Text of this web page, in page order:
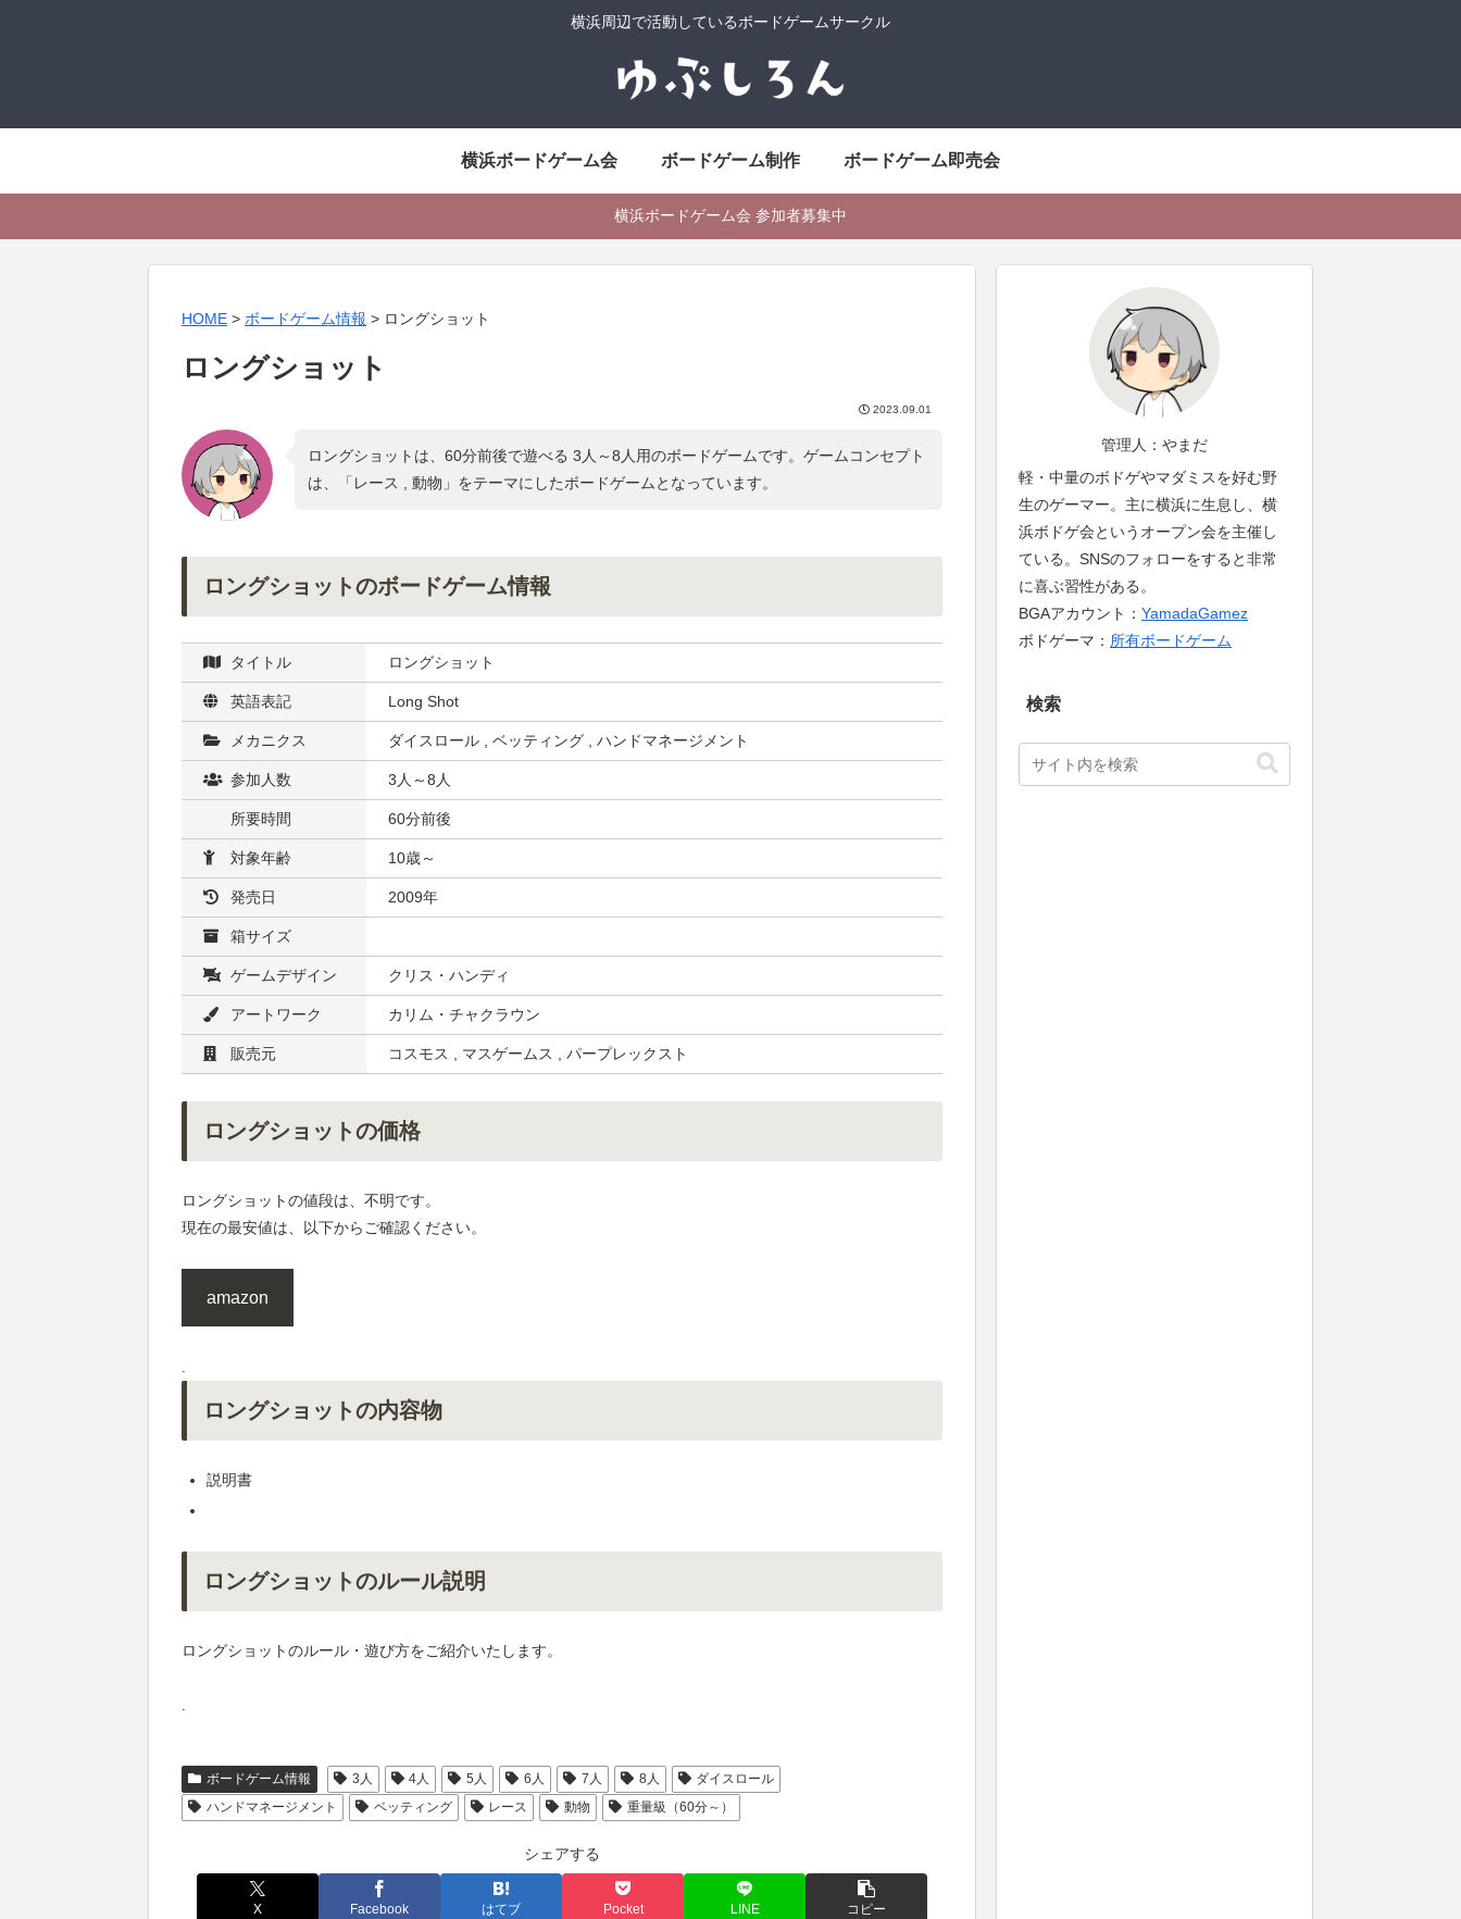
横浜周辺で活動しているボードゲームサークル
横浜ボードゲーム会 ボードゲーム制作 ボードゲーム即売会
横浜ボードゲーム会 参加者募集中
HOME > ボードゲーム情報 > ロングショット
ロングショット
2023.09.01
ロングショットは、60分前後で遊べる 3人～8人用のボードゲームです。ゲームコンセプト
は、「レース , 動物 」をテーマにしたボードゲームとなっています。
ロングショットのボードゲーム情報
タイトル ロングショット
英語表記 Long Shot
メカニクス ダイスロール , ベッティング , ハンドマネージメント
参加人数 3人～8人
所要時間 60分前後
対象年齢 10歳～
発売日 2009年
箱サイズ
ゲームデザイン クリス・ハンディ
アートワーク カリム・チャクラウン
販売元 コスモス , マスゲームス , パープレックスト
ロングショットの価格
ロングショットの値段は、不明です。
現在の最安値は、以下からご確認ください。
amazon
.
ロングショットの内容物
説明書
ロングショットのルール説明
ロングショットのルール・遊び方をご紹介いたします。
.
ボードゲーム情報 3人 4人 5人 6人 7人 8人
ダイスロール
ハンドマネージメント
ベッティング レース 動物 重量級（60分～）
シェアする
X Facebook はてブ Pocket LINE コピー
管理人：やまだ
軽・中量のボドゲやマダミスを好む野
生のゲーマー。主に横浜に生息し、横
浜ボドゲ会というオープン会を主催し
ている。SNSのフォローをすると非常
に喜ぶ習性がある。
BGAアカウント： YamadaGamez
ボドゲーマ： 所有ボードゲーム
検索